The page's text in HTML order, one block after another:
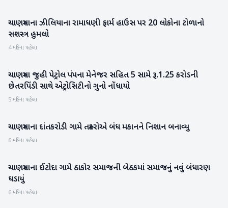
પાટણ
ચાણસ્માના ઝીલિયાના રામાધણી ફાર્મ હાઉસ પર 20 લોકોના ટોળાનો
સશસ્ત્ર હુમલો
4 મહિના પહેલા
પાટણ
ચાણસ્મા જુહી પેટ્રોલ પંપના મેનેજર સહિત 5 સામે રૂ.1.25 કરોડની
છેતરપિંડી સાથે એટ્રોસિટીનો ગુનો નોંધાયો
5 મહિના પહેલા
પાટણ
ચાણસ્માના દાંતકરોડી ગામે તસ્કરોએ બંધ મકાનને નિશાન બનાવ્યુ
6 મહિના પહેલા
પાટણ
ચાણસ્માના ઈટોદા ગામે ઠાકોર સમાજની બેઠકમાં સમાજનું નવું બંધારણ
ઘડાયું
6 મહિના પહેલા